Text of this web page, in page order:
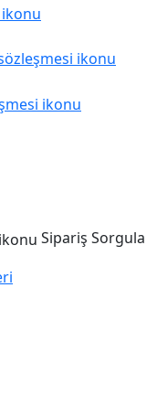
Sipariş Sorgula